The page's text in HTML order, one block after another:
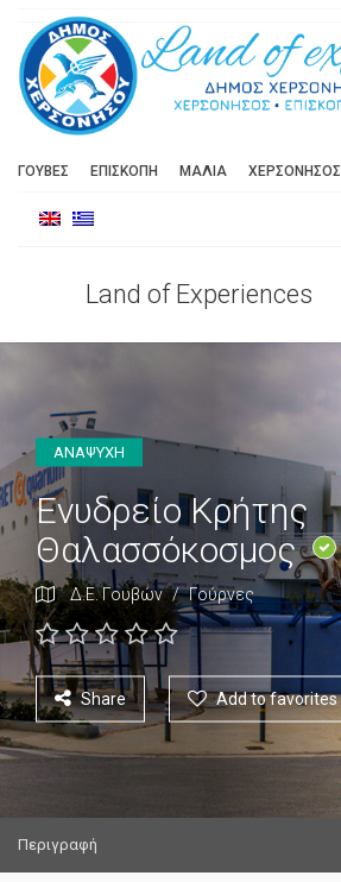
ΓΟΥΒΕΣ ΕΠΙΣΚΟΠΗ ΜΑΛΙΑ ΧΕΡΣΟΝΗΣΟΣ
Land of Experiences
ΑΝΑΨΥΧΗ
Ενυδρείο Κρήτης
Θαλασσόκοσμος
Δ.Ε. Γουβών / Γούρνες
Share Add to favorites
Περιγραφή